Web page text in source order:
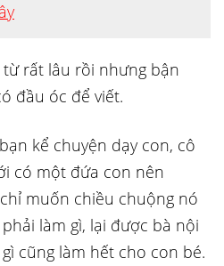
rất lâu rồi nhưng bận
đầu óc để viết.
kể chuyện dạy con, cô
có một đứa con nên
muốn chiều chuộng nó
làm gì, lại được bà nội
cũng làm hết cho con bé.